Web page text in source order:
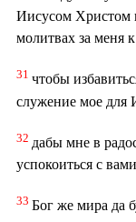
Иисусом Христом
молитвах за меня
31 чтобы
служение мое для
32 дабы мне в
успокоиться с
33 Бог же мира да